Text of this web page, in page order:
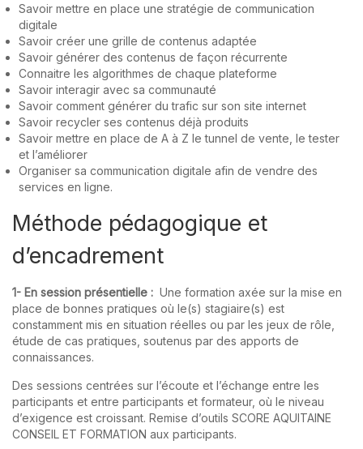
Savoir mettre en place une stratégie de communication
digitale
Savoir créer une grille de contenus adaptée
Savoir générer des contenus de façon récurrente
Connaitre les algorithmes de chaque plateforme
Savoir interagir avec sa communauté
Savoir comment générer du trafic sur son site internet
Savoir recycler ses contenus déjà produits
Savoir mettre en place de A à Z le tunnel de vente, le tester
et l’améliorer
Organiser sa communication digitale afin de vendre des
services en ligne.
Méthode pédagogique et
d’encadrement
1- En session présentielle : Une formation axée sur la mise en
place de bonnes pratiques où le(s) stagiaire(s) est
constamment mis en situation réelles ou par les jeux de rôle,
étude de cas pratiques, soutenus par des apports de
connaissances.
Des sessions centrées sur l’écoute et l’échange entre les
participants et entre participants et formateur, où le niveau
d’exigence est croissant. Remise d’outils SCORE AQUITAINE
CONSEIL ET FORMATION aux participants.